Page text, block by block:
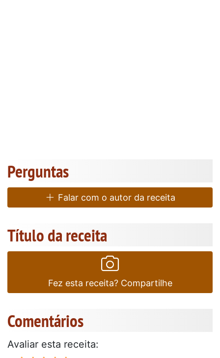
Perguntas
Falar com o autor da receita
Título da receita
Fez esta receita? Compartilhe
Comentários
Avaliar esta receita: